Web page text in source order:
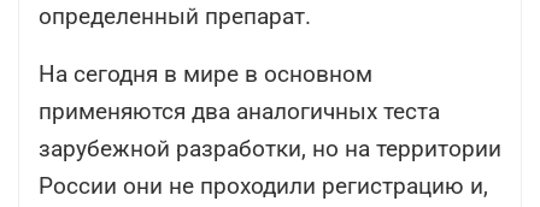
определенный препарат.
На сегодня в мире в основном
применяются два аналогичных теста
зарубежной разработки, но на территории
России они не проходили регистрацию и,